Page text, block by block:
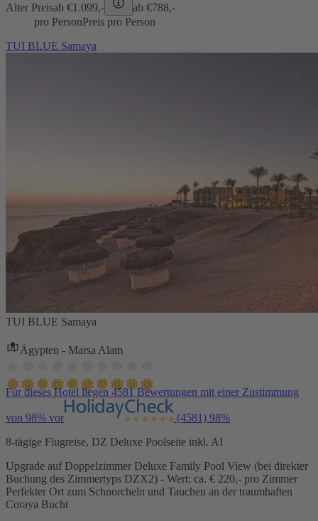
Alter Preisab €1.099,- ab €788,-
pro PersonPreis pro Person
TUI BLUE Samaya
TUI BLUE Samaya
Ägypten - Marsa Alam
Für dieses Hotel liegen 4581 Bewertungen mit einer Zustimmung
von 98% vor (4581) 98%
8-tägige Flugreise, DZ Deluxe Poolseite inkl. AI
Upgrade auf Doppelzimmer Deluxe Family Pool View (bei direkter
Buchung des Zimmertyps DZX2) - Wert: ca. € 220,- pro Zimmer
Perfekter Ort zum Schnorcheln und Tauchen an der traumhaften
Coraya Bucht